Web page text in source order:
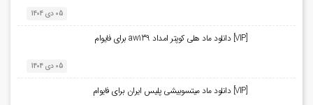
05 دی 1404
[VIP] دانلود ماد هلی کوپتر امداد aw139 برای فایوام
05 دی 1404
[VIP] دانلود ماد میتسوبیشی پلیس ایران برای فایوام